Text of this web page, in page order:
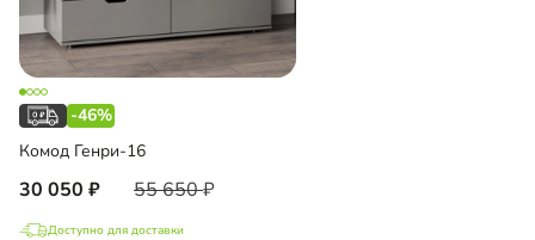
-46%
Комод Генри-16
30 050 55 650
Доступно для доставки